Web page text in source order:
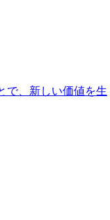
で、新しい価値を生